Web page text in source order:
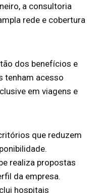
a consultoria
rede e cobertura
dos benefícios e
tenham acesso
em viagens e
que reduzem
realiza propostas
da empresa.
hospitais